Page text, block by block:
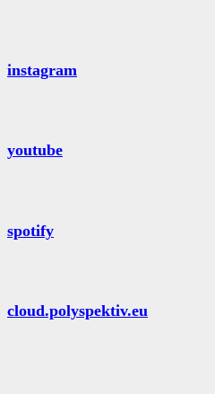
instagram
youtube
spotify
cloud.polyspektiv.eu